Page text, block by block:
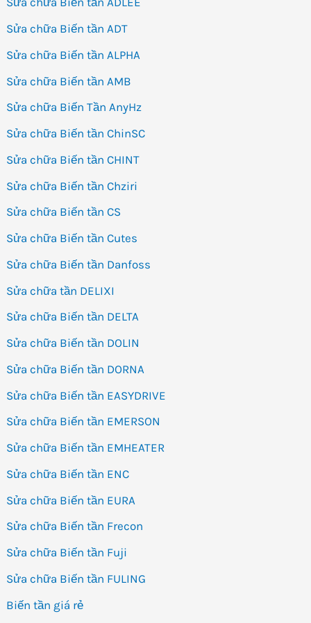
Sửa chữa Biến tần ADT
Sửa chữa Biến tần ALPHA
Sửa chữa Biến tần AMB
Sửa chữa Biến Tần AnyHz
Sửa chữa Biến tần ChinSC
Sửa chữa Biến tần CHINT
Sửa chữa Biến tần Chziri
Sửa chữa Biến tần CS
Sửa chữa Biến tần Cutes
Sửa chữa Biến tần Danfoss
Sửa chữa tần DELIXI
Sửa chữa Biến tần DELTA
Sửa chữa Biến tần DOLIN
Sửa chữa Biến tần DORNA
Sửa chữa Biến tần EASYDRIVE
Sửa chữa Biến tần EMERSON
Sửa chữa Biến tần EMHEATER
Sửa chữa Biến tần ENC
Sửa chữa Biến tần EURA
Sửa chữa Biến tần Frecon
Sửa chữa Biến tần Fuji
Sửa chữa Biến tần FULING
Biến tần giá rẻ